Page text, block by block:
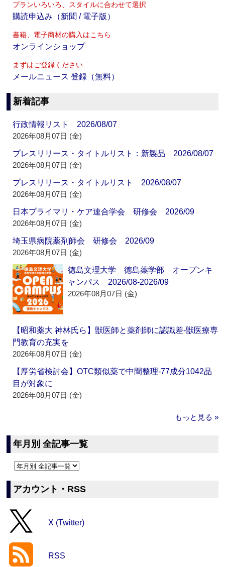
プランいろいろ、スタイルに合わせて選択
購読申込み（新聞 / 電子版）
書籍、電子商材の購入はこちら
オンラインショップ
まずはご登録ください
メールニュース 登録（無料）
新着記事
行政情報リスト 2026/08/07
2026年08月07日 (金)
プレスリリース・タイトルリスト：新製品 2026/08/07
2026年08月07日 (金)
プレスリリース・タイトルリスト 2026/08/07
2026年08月07日 (金)
日本プライマリ・ケア連合学会 研修会 2026/09
2026年08月07日 (金)
埼玉県病院薬剤師会 研修会 2026/09
2026年08月07日 (金)
徳島文理大学 徳島薬学部 オープンキ
ャンパス 2026/08-2026/09
2026年08月07日 (金)
【昭和薬大 神林氏ら】獣医師と薬剤師に認識差‐獣医療専
門教育の充実を
2026年08月07日 (金)
【厚労省検討会】OTC類似薬で中間整理‐77成分1042品
目が対象に
2026年08月07日 (金)
もっと見る »
年月別 全記事一覧
アカウント・RSS
X (Twitter)
RSS